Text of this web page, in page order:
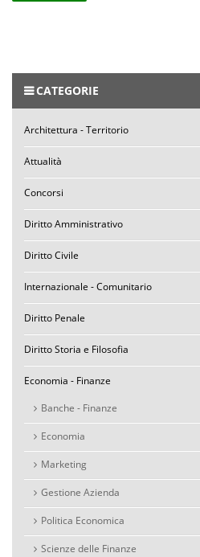
CATEGORIE
Architettura - Territorio
Attualità
Concorsi
Diritto Amministrativo
Diritto Civile
Internazionale - Comunitario
Diritto Penale
Diritto Storia e Filosofia
Economia - Finanze
Banche - Finanze
Economia
Marketing
Gestione Azienda
Politica Economica
Scienze delle Finanze